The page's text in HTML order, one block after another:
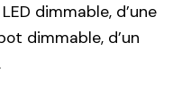
dimmable, d’une
dimmable, d’un